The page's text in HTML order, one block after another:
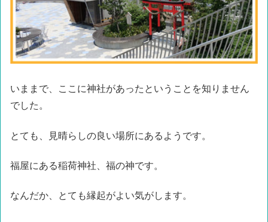
いままで、ここに神社があったということを知りません
でした。
とても、見晴らしの良い場所にあるようです。
福屋にある稲荷神社、福の神です。
なんだか、とても縁起がよい気がします。